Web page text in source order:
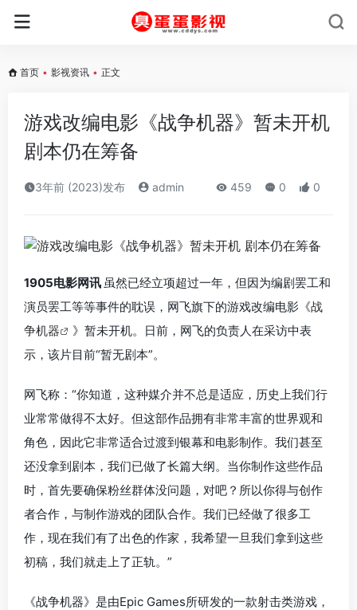
首页 • 影视资讯 • 正文
游戏改编电影《战争机器》暂未开机
剧本仍在筹备
3年前 (2023)发布 admin 459 0 0
1905电影网讯 虽然已经立项超过一年，但因为编剧罢工和
演员罢工等等事件的耽误，网飞旗下的游戏改编电影《战
争机器
》暂未开机。日前，网飞的负责人在采访中表
示，该片目前“暂无剧本”。
网飞称：“你知道，这种媒介并不总是适应，历史上我们行
业常常做得不太好。但这部作品拥有非常丰富的世界观和
角色，因此它非常适合过渡到银幕和电影制作。我们甚至
还没拿到剧本，我们已做了长篇大纲。当你制作这些作品
时，首先要确保粉丝群体没问题，对吧？所以你得与创作
者合作，与制作游戏的团队合作。我们已经做了很多工
作，现在我们有了出色的作家，我希望一旦我们拿到这些
初稿，我们就走上了正轨。”
《战争机器》是由Epic Games所研发的一款射击类游戏，